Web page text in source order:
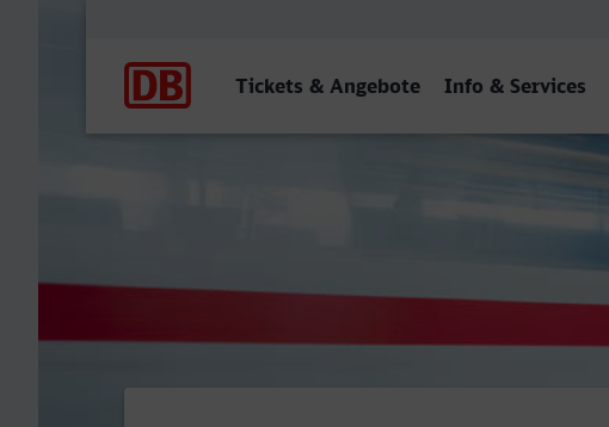
Tickets & Angebote Info & Services
Regensburg Hbf - Boppard Hbf